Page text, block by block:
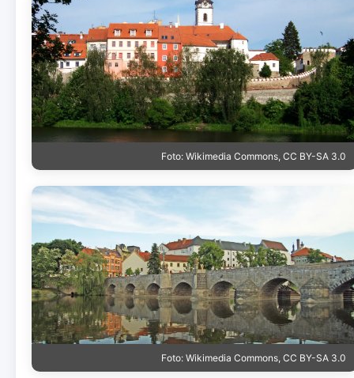
Foto: Wikimedia Commons, CC BY-SA 3.0
Foto: Wikimedia Commons, CC BY-SA 3.0